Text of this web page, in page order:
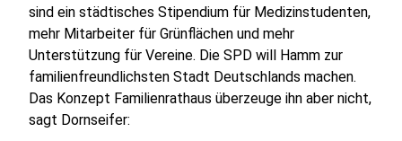
sind ein städtisches Stipendium für Medizinstudenten,
mehr Mitarbeiter für Grünflächen und mehr
Unterstützung für Vereine. Die SPD will Hamm zur
familienfreundlichsten Stadt Deutschlands machen.
Das Konzept Familienrathaus überzeuge ihn aber nicht,
sagt Dornseifer: